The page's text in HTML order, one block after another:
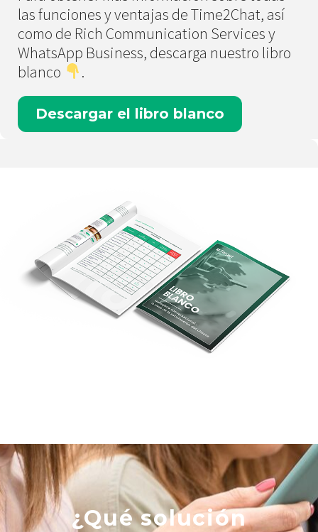
las funciones y ventajas de Time2Chat, así
como de Rich Communication Services y
WhatsApp Business, descarga nuestro libro
blanco
.
Descargar el libro blanco
¿Qué solución